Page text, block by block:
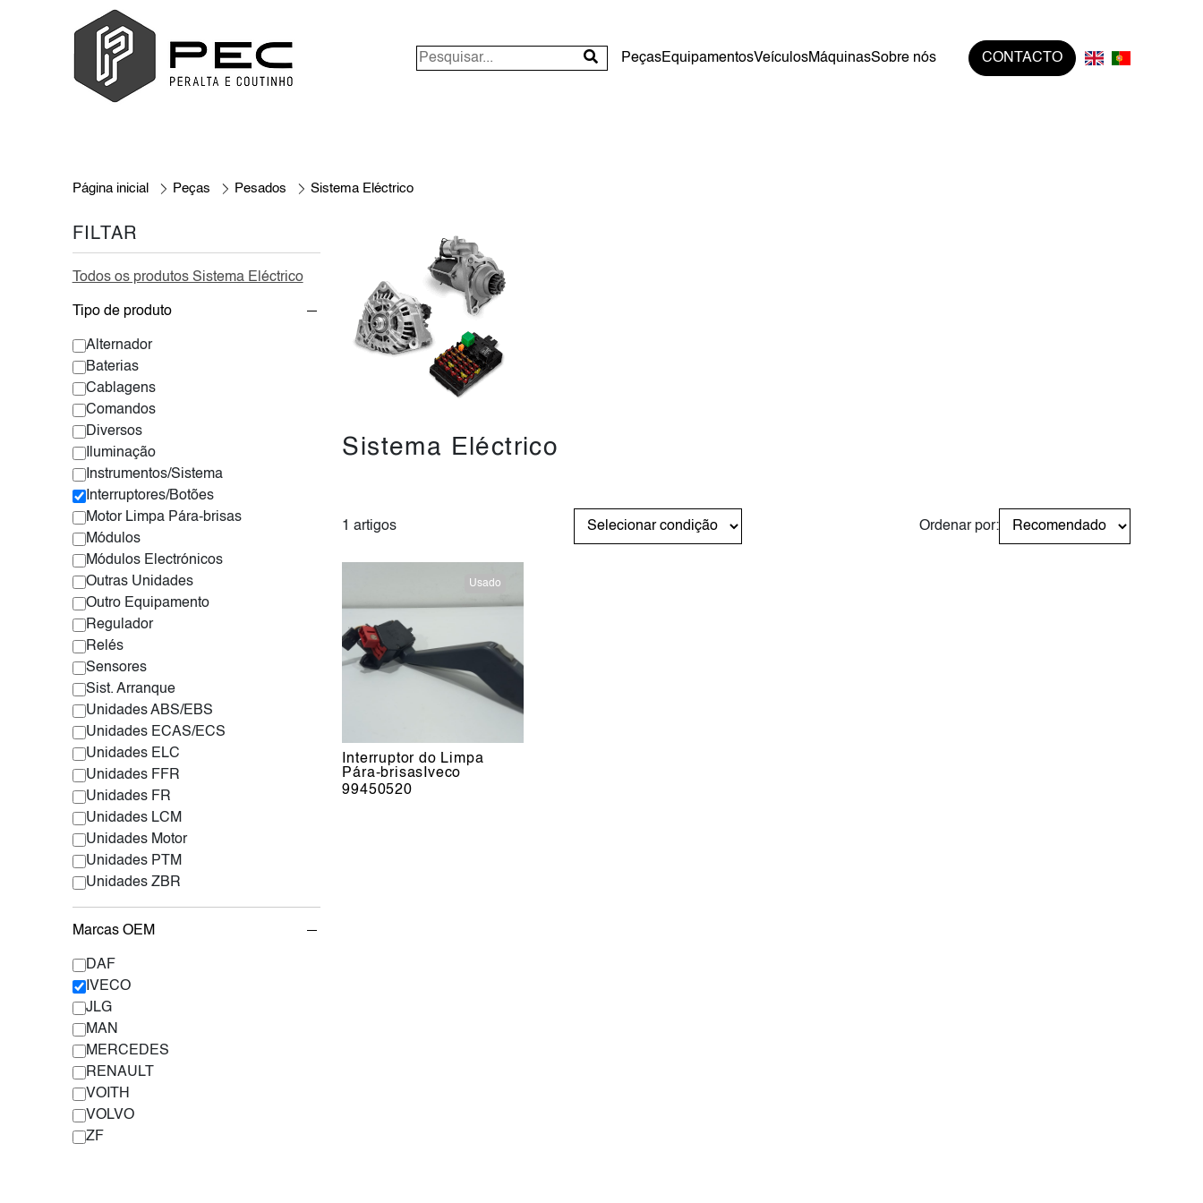
PeçasEquipamentosVeículosMáquinasSobre nós CONTACTO
Página inicial Peças Pesados Sistema Eléctrico
FILTAR
Todos os produtos Sistema Eléctrico
Tipo de produto
Alternador
Baterias
Cablagens
Comandos
Diversos
Iluminação
Instrumentos/Sistema
Interruptores/Botões
Motor Limpa Pára-brisas
Módulos
Módulos Electrónicos
Outras Unidades
Outro Equipamento
Regulador
Relés
Sensores
Sist. Arranque
Unidades ABS/EBS
Unidades ECAS/ECS
Unidades ELC
Unidades FFR
Unidades FR
Unidades LCM
Unidades Motor
Unidades PTM
Unidades ZBR
Marcas OEM
DAF
IVECO
JLG
MAN
MERCEDES
RENAULT
VOITH
VOLVO
ZF
Sistema Eléctrico
1 artigos Ordenar por:
Usado
Interruptor do Limpa
Pára-brisasIveco
99450520